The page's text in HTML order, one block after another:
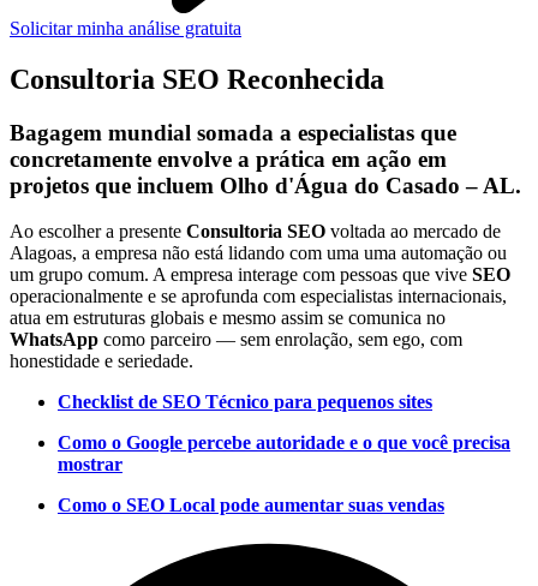
Solicitar minha análise gratuita
Consultoria SEO Reconhecida
Bagagem mundial somada a especialistas que
concretamente envolve a prática em ação em
projetos que incluem Olho d'Água do Casado – AL.
Ao escolher a presente Consultoria SEO voltada ao mercado de
Alagoas, a empresa não está lidando com uma uma automação ou
um grupo comum. A empresa interage com pessoas que vive SEO
operacionalmente e se aprofunda com especialistas internacionais,
atua em estruturas globais e mesmo assim se comunica no
WhatsApp como parceiro — sem enrolação, sem ego, com
honestidade e seriedade.
Checklist de SEO Técnico para pequenos sites
Como o Google percebe autoridade e o que você precisa
mostrar
Como o SEO Local pode aumentar suas vendas